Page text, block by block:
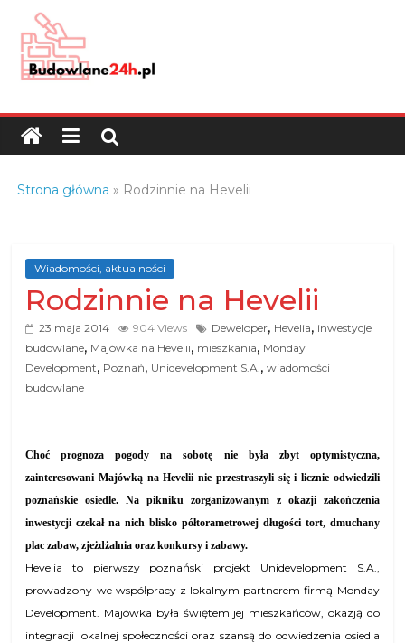
content
Budowlane24h.pl
portal
budowlany
branży
budowlanej
Strona główna » Rodzinnie na Hevelii
Wiadomości, aktualności
Rodzinnie na Hevelii
23 maja 2014 904 Views Deweloper, Hevelia, inwestycje
budowlane, Majówka na Hevelii, mieszkania, Monday
Development, Poznań, Unidevelopment S.A.,wiadomości
budowlane
Choć prognoza pogody na sobotę nie była zbyt optymistyczna,
zainteresowani Majówką na Hevelii nie przestraszyli się i licznie odwiedzili
poznańskie osiedle. Na pikniku zorganizowanym z okazji zakończenia
inwestycji czekał na nich blisko półtorametrowej długości tort, dmuchany
plac zabaw, zjeżdżalnia oraz konkursy i zabawy.
Hevelia to pierwszy poznański projekt Unidevelopment S.A.,
prowadzony we współpracy z lokalnym partnerem firmą Monday
Development. Majówka była świętem jej mieszkańców, okazją do
integracji lokalnej społeczności oraz szansą do odwiedzenia osiedla